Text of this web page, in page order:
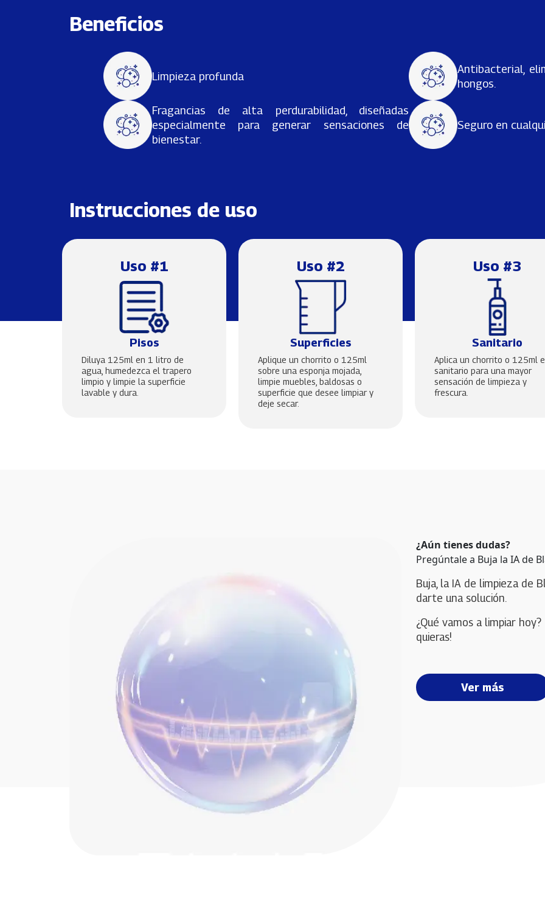
Beneficios
Limpieza profunda
Antibacterial,
hongos.
Fragancias de alta perdurabilidad, diseñadas
especialmente para generar sensaciones de
bienestar.
Seguro en
Instrucciones de uso
Uso #1
Pisos
Diluya 125ml en 1 litro de
agua, humedezca el trapero
limpio y limpie la superficie
lavable y dura.
Uso #2
Superficies
Aplique un chorrito o 125ml
sobre una esponja mojada,
limpie muebles, baldosas o
superficie que desee limpiar y
deje secar.
Uso #3
Sanitario
Aplica un chorrito o 125ml
sanitario para una mayor
sensación de limpieza y
frescura.
¿Aún tienes dudas?
Pregúntale a Buja la IA de
Buja, la IA de limpieza de
darte una solución.
¿Qué vamos a limpiar
quieras!
Ver más